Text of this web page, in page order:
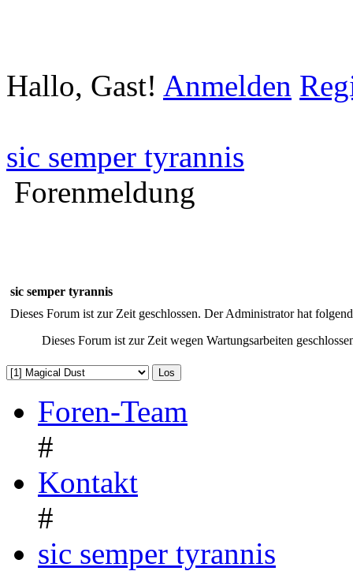
Hallo, Gast! Anmelden
sic semper tyrannis
Forenmeldung
sic semper tyrannis
Dieses Forum ist zur Zeit geschlossen. Der Administrator hat
Dieses Forum ist zur Zeit wegen Wartungsarbeiten
Foren-Team
#
Kontakt
#
sic semper tyrannis